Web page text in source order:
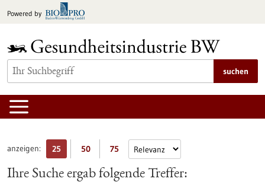
Inhalt
Powered by
suchen
anzeigen: 25 50 75
Ihre Suche ergab folgende Treffer: